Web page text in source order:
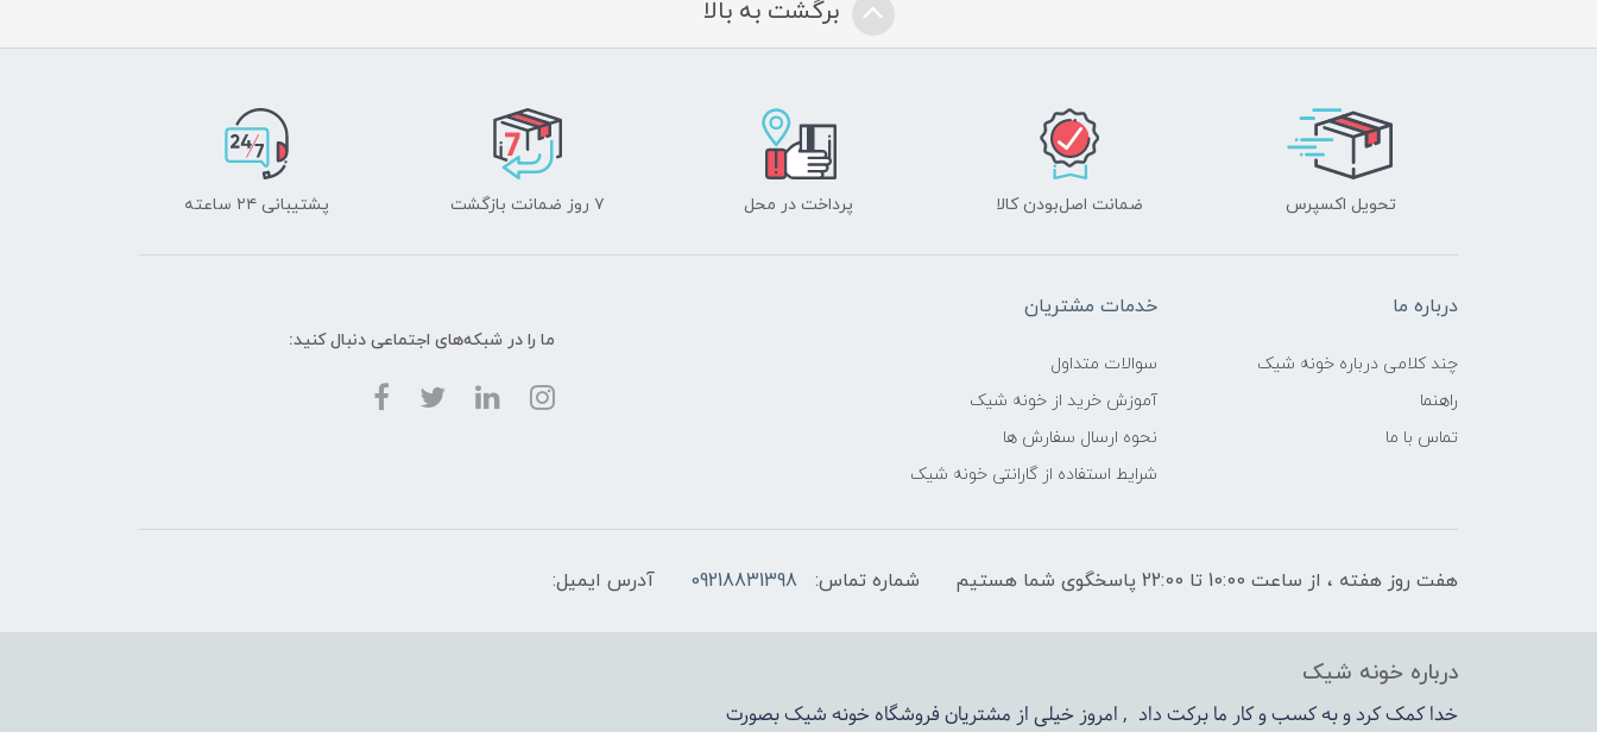
برگشت به بالا
تحویل اکسپرس ضمانت اصل‌بودن کالا پرداخت در محل ۷ روز ضمانت بازگشت پشتیبانی ۲۴ ساعته
درباره ما
چند کلامی درباره خونه شیک
راهنما
تماس با ما
خدمات مشتریان
سوالات متداول
آموزش خرید از خونه شیک
نحوه ارسال سفارش ها
شرایط استفاده از گارانتی خونه شیک
ما را در شبکه‌های اجتماعی دنبال کنید:
هفت روز هفته ، از ساعت 10:00 تا 22:00 پاسخگوی شما هستیم شماره تماس: 09218831398 آدرس ایمیل:
درباره خونه شیک
خدا کمک کرد و به کسب و کار ما برکت داد , امروز خیلی از مشتریان فروشگاه خونه شیک بصورت